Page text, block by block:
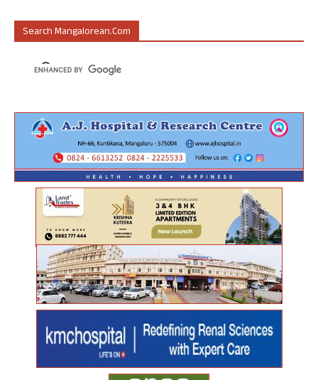
Search Mangalorean.com